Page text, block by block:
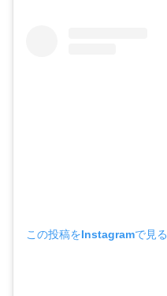
この投稿をInstagramで見る